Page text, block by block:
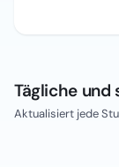
Tägliche
Aktualisiert jede